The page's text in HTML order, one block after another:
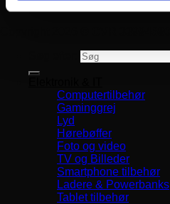
Computertilbehør
Gaminggrej
Lyd
Hørebøffer
Foto og video
TV og Billeder
Smartphone tilbehør
Ladere & Powerbanks
Tablet tilbehør